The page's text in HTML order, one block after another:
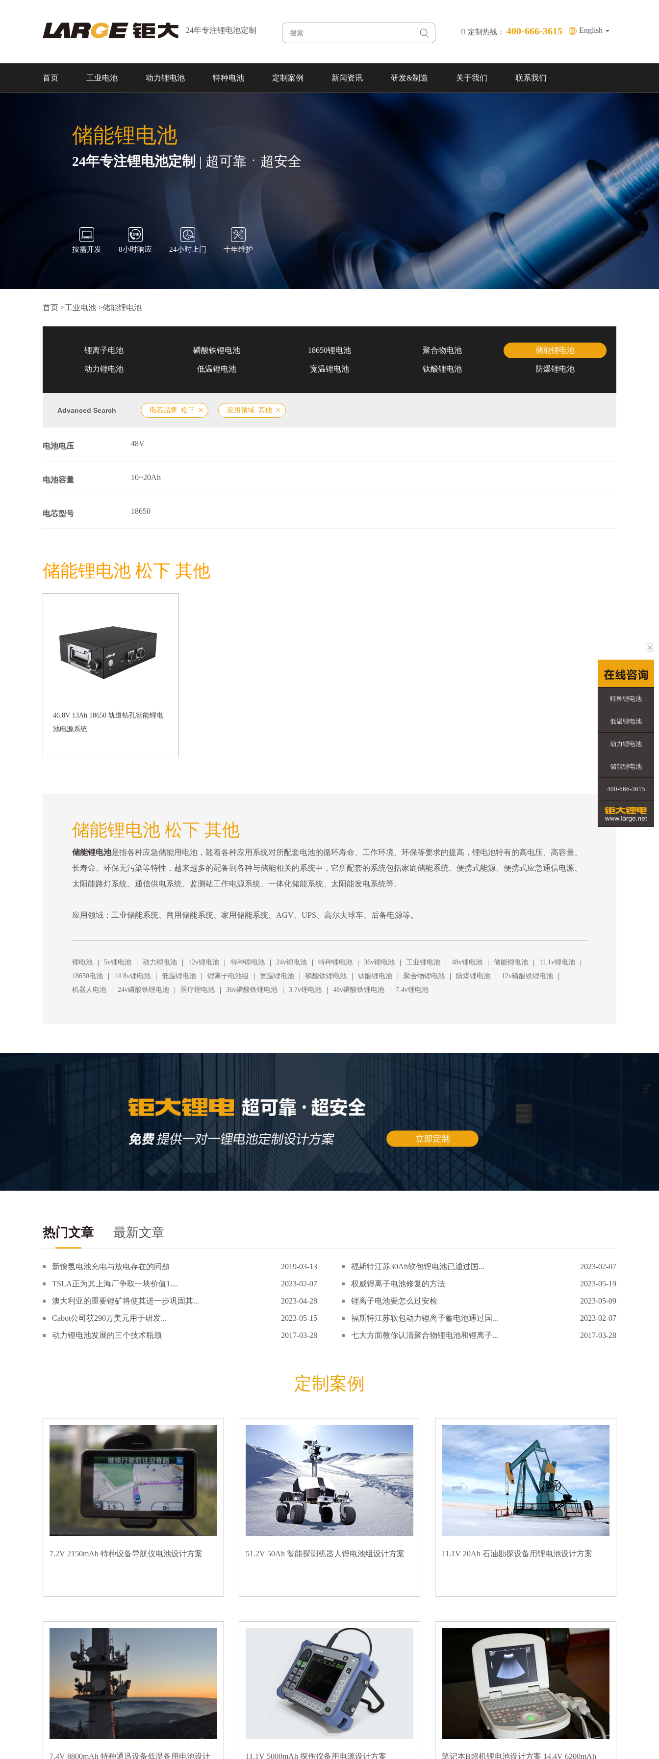
24年专注锂电池定制 定制热线： 400-666-3615 English
首页 工业电池 动力锂电池 特种电池 定制案例 新闻资讯 研发&制造 关于我们 联系我们
储能锂电池
24年专注锂电池定制 | 超可靠ㆍ超安全
按需开发 8小时响应 24小时上门 十年维护
首页 >工业电池 >储能锂电池
锂离子电池 磷酸铁锂电池 18650锂电池 聚合物电池 储能锂电池
动力锂电池 低温锂电池 宽温锂电池 钛酸锂电池 防爆锂电池
Advanced Search 电芯品牌: 松下 应用领域: 其他
电池电压 48V
电池容量 10~20Ah
电芯型号 18650
储能锂电池 松下 其他
46.8V 13Ah 18650 轨道钻孔智能锂电
池电源系统
储能锂电池 松下 其他
储能锂电池是指各种应急储能用电池，随着各种应用系统对所配套电池的循环寿命、工作环境、环保等要求的提高，锂电池特有的高电压、高容量、
长寿命、环保无污染等特性，越来越多的配备到各种与储能相关的系统中，它所配套的系统包括家庭储能系统、便携式能源、便携式应急通信电源、
太阳能路灯系统、通信供电系统、监测站工作电源系统、一体化储能系统、太阳能发电系统等。
应用领域：工业储能系统、商用储能系统、家用储能系统、AGV、UPS、高尔夫球车、后备电源等。
锂电池 | 5v锂电池 | 动力锂电池 | 12v锂电池 | 特种锂电池 | 24v锂电池 | 特种锂电池 | 36v锂电池 | 工业锂电池 | 48v锂电池 | 储能锂电池 | 11.1v锂电池 |
18650电池 | 14.8v锂电池 | 低温锂电池 | 锂离子电池组 | 宽温锂电池 | 磷酸铁锂电池 | 钛酸锂电池 | 聚合物锂电池 | 防爆锂电池 | 12v磷酸铁锂电池 |
机器人电池 | 24v磷酸铁锂电池 | 医疗锂电池 | 36v磷酸铁锂电池 | 3.7v锂电池 | 48v磷酸铁锂电池 | 7.4v锂电池
热门文章 最新文章
新镍氢电池充电与放电存在的问题 2019-03-13 福斯特江苏30Ah软包锂电池已通过国... 2023-02-07
TSLA正为其上海厂争取一块价值1.... 2023-02-07 权威锂离子电池修复的方法 2023-05-19
澳大利亚的重要锂矿将使其进一步巩固其... 2023-04-28 锂离子电池要怎么过安检 2023-05-09
Cabot公司获290万美元用于研发... 2023-05-15 福斯特江苏软包动力锂离子蓄电池通过国... 2023-02-07
动力锂电池发展的三个技术瓶颈 2017-03-28 七大方面教你认清聚合物锂电池和锂离子... 2017-03-28
定制案例
7.2V 2150mAh 特种设备导航仪电池设计方案 51.2V 50Ah 智能探测机器人锂电池组设计方案 11.1V 20Ah 石油勘探设备用锂电池设计方案
7.4V 8800mAh 特种通迅设备低温备用电池设计 11.1V 5000mAh 探伤仪备用电源设计方案 笔记本B超机锂电池设计方案 14.4V 6200mAh
特种锂电池
低温锂电池
动力锂电池
储能锂电池
400-666-3615